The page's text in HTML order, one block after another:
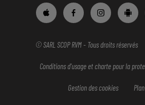
© SARL SCOP RVM - Tous droits réservés
Conditions d'usage et charte pour la
Gestion des cookies